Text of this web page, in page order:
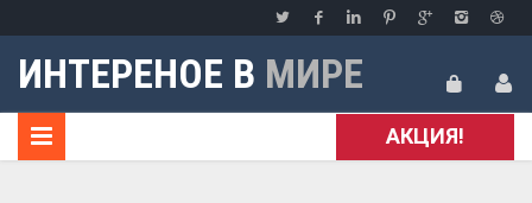
ИНТЕРЕНОЕ В МИРЕ
АКЦИЯ!